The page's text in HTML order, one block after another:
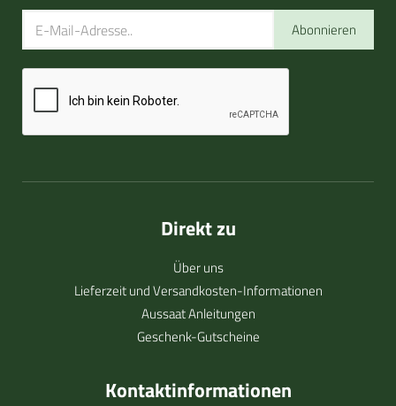
Abonnieren
Direkt zu
Über uns
Lieferzeit und Versandkosten-Informationen
Aussaat Anleitungen
Geschenk-Gutscheine
Kontaktinformationen